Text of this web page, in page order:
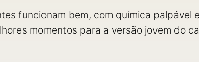
funcionam bem, com química palpável
momentos para a versão jovem do